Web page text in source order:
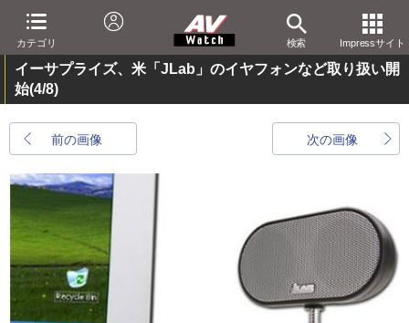
カテゴリ 検索 Impressサイト
イーサプライズ、米「JLab」のイヤフォンなど取り扱い開
始(4/8)
前の画像 次の画像